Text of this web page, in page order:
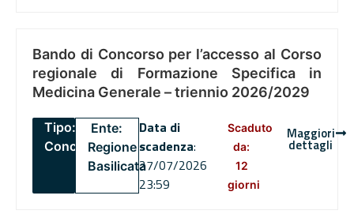
Bando di Concorso per l’accesso al Corso
regionale di Formazione Specifica in
Medicina Generale – triennio 2026/2029
Tipo:
Concorsi
Ente:
Regione
Basilicata
Data di
scadenza:
27/07/2026
23:59
Scaduto
da:
12
giorni
Maggiori
dettagli